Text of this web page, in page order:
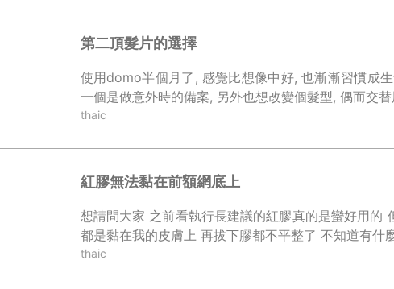
第二頂髮片的選擇
使用domo半個月了, 感覺比想像中好, 也漸漸習慣成
一個是做意外時的備案, 另外也想改變個髮型, 偶而交
thaic
紅膠無法黏在前額網底上
想請問大家 之前看執行長建議的紅膠真的是蠻好用的
都是黏在我的皮膚上 再拔下膠都不平整了 不知道有什
thaic